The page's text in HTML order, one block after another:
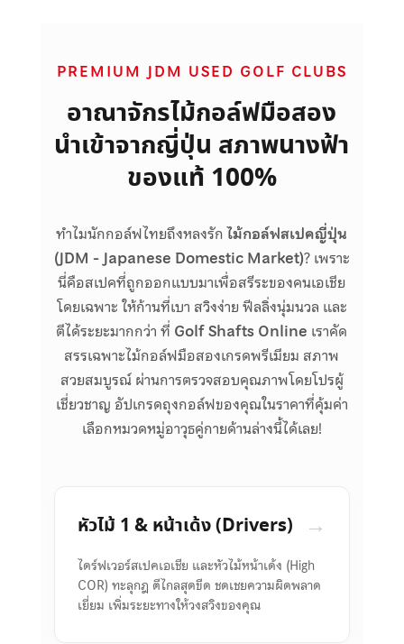
PREMIUM JDM USED GOLF CLUBS
อาณาจักรไม้กอล์ฟมือสอง
นำเข้าจากญี่ปุ่น สภาพนางฟ้า
ของแท้ 100%
ทำไมนักกอล์ฟไทยถึงหลงรักไม้กอล์ฟสเปคญี่ปุ่น
(JDM - Japanese Domestic Market)? เพราะ
นี่คือสเปคที่ถูกออกแบบมาเพื่อสรีระของคนเอเชีย
โดยเฉพาะ ให้ก้านที่เบา สวิงง่าย ฟีลลิ่งนุ่มนวล และ
ตีได้ระยะมากกว่า ที่ Golf Shafts Online เราคัด
สรรเฉพาะไม้กอล์ฟมือสองเกรดพรีเมียม สภาพ
สวยสมบูรณ์ ผ่านการตรวจสอบคุณภาพโดยโปรผู้
เชี่ยวชาญ อัปเกรดถุงกอล์ฟของคุณในราคาที่คุ้มค่า
เลือกหมวดหมู่อาวุธคู่กายด้านล่างนี้ได้เลย!
หัวไม้ 1 & หน้าเด้ง (Drivers) →
ไดร์ฟเวอร์สเปคเอเชีย และหัวไม้หน้าเด้ง (High
COR) ทะลุกฎ ตีไกลสุดขีด ชดเชยความผิดพลาด
เยี่ยม เพิ่มระยะทางให้วงสวิงของคุณ